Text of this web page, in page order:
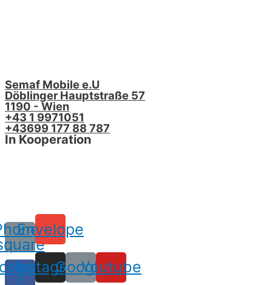
Semaf Mobile e.U
Döblinger Hauptstraße 57
1190 - Wien
+43 1 9971051
+43699 177 88 787
In Kooperation
Envelope
Instagram
GoogleYoutube